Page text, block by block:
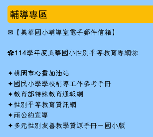
輔導專區
✉ 【美華國小輔導室電子郵件信箱】
✿114學年度美華國小性別平等教育專網❀
✦桃園市心靈加油站
✦ 國民小學學校輔導工作參考手冊
✦教育部特殊教育通報網
✦性別平等教育資訊網
✦兩公約宣導
✦ 多元性別友善教學資源手冊－國小版